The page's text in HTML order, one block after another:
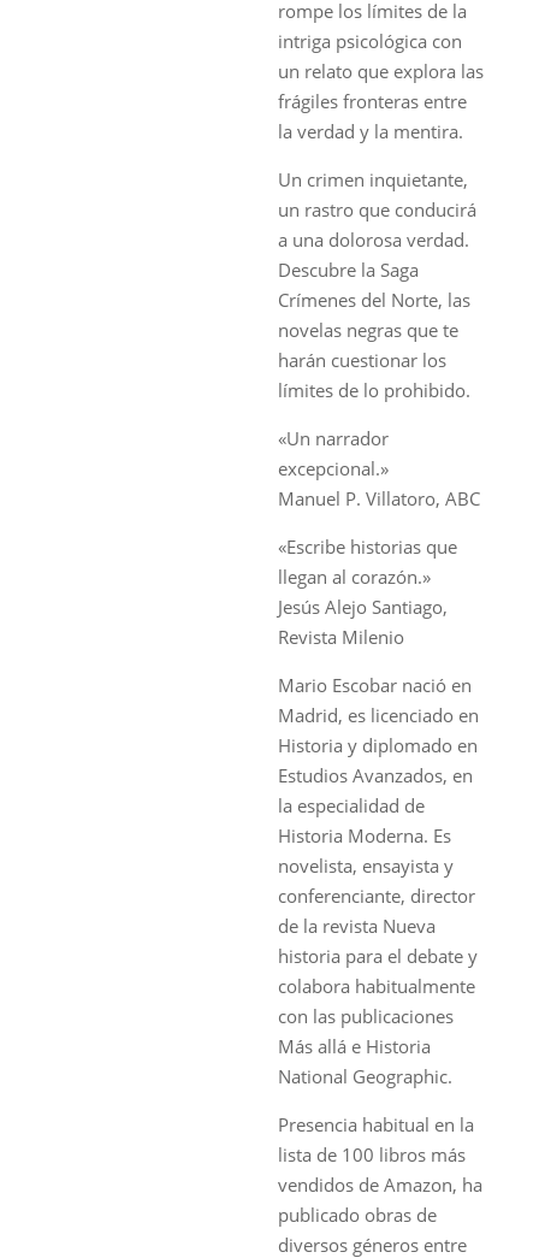
rompe los límites de la
intriga psicológica con
un relato que explora las
frágiles fronteras entre
la verdad y la mentira.
Un crimen inquietante,
un rastro que conducirá
a una dolorosa verdad.
Descubre la Saga
Crímenes del Norte, las
novelas negras que te
harán cuestionar los
límites de lo prohibido.
«Un narrador
excepcional.»
Manuel P. Villatoro, ABC
«Escribe historias que
llegan al corazón.»
Jesús Alejo Santiago,
Revista Milenio
Mario Escobar nació en
Madrid, es licenciado en
Historia y diplomado en
Estudios Avanzados, en
la especialidad de
Historia Moderna. Es
novelista, ensayista y
conferenciante, director
de la revista Nueva
historia para el debate y
colabora habitualmente
con las publicaciones
Más allá e Historia
National Geographic.
Presencia habitual en la
lista de 100 libros más
vendidos de Amazon, ha
publicado obras de
diversos géneros entre